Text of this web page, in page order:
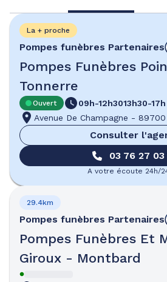
Pompes funèbres Partenaires
Pompes Funèbres
Tonnerre
La + proche
Ouvert 09h-12h3013h30-17h
Avenue De Champagne - 89700
Consulter
03 76 27 03
A votre écoute 24h/
Pompes funèbres Partenaires
Pompes Funèbres Et
Giroux - Montbard
29.4km